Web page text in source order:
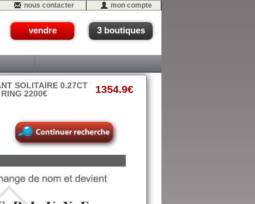
nous contacter mon compte
vendre 3 boutiques
SOLITAIRE 0.27CT
2200€
1354.9€